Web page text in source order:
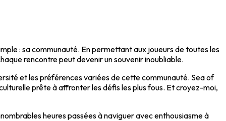
: sa communauté. En permettant aux joueurs de toutes les
rencontre peut devenir un souvenir inoubliable.
et les préférences variées de cette communauté. Sea of
prête à affronter les défis les plus fous. Et croyez-moi,
heures passées à naviguer avec enthousiasme à